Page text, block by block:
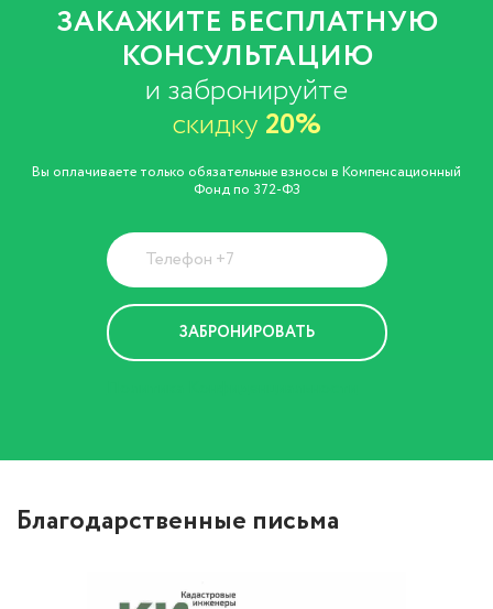
ЗАКАЖИТЕ БЕСПЛАТНУЮ
КОНСУЛЬТАЦИЮ
и забронируйте
скидку 20%
Вы оплачиваете только обязательные взносы в Компенсационный
Фонд по 372-ФЗ
Благодарственные письма